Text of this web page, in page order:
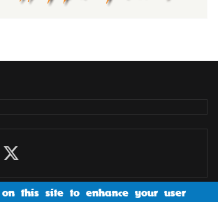
on this site to enhance your user